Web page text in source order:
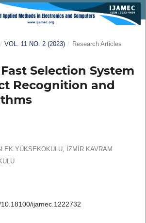
/ VOL. 11 NO. 2 (2023) / Research Articles
Selection System
Recognition and
YÜKSEKOKULU, İZMİR KAVRAM
ijamec.1222732